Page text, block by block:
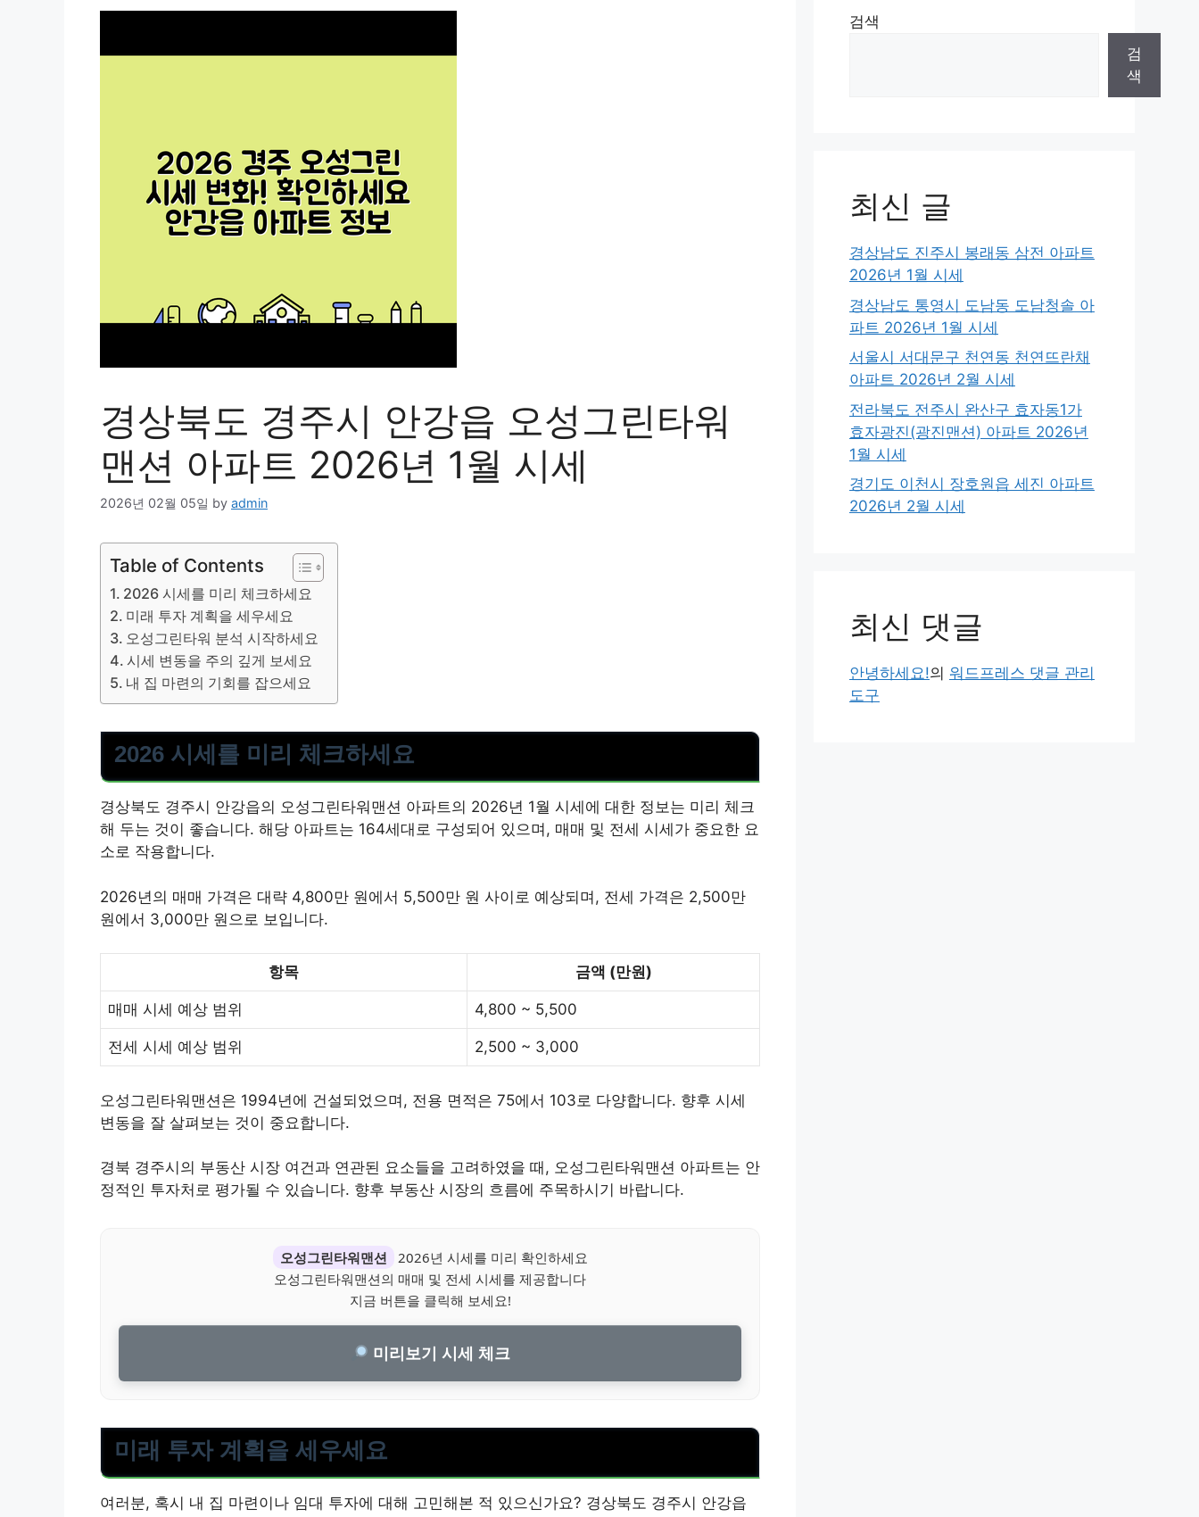
경상북도 경주시 안강읍 오성그린타워
맨션 아파트 2026년 1월 시세
2026년 02월 05일 by admin
Table of Contents
2026 시세를 미리 체크하세요
미래 투자 계획을 세우세요
오성그린타워 분석 시작하세요
시세 변동을 주의 깊게 보세요
내 집 마련의 기회를 잡으세요
2026 시세를 미리 체크하세요
경상북도 경주시 안강읍의 오성그린타워맨션 아파트의 2026년 1월 시세에 대한 정보는 미리 체크
해 두는 것이 좋습니다. 해당 아파트는 164세대로 구성되어 있으며, 매매 및 전세 시세가 중요한 요
소로 작용합니다.
2026년의 매매 가격은 대략 4,800만 원에서 5,500만 원 사이로 예상되며, 전세 가격은 2,500만
원에서 3,000만 원으로 보입니다.
항목 금액 (만원)
매매 시세 예상 범위 4,800 ~ 5,500
전세 시세 예상 범위 2,500 ~ 3,000
오성그린타워맨션은 1994년에 건설되었으며, 전용 면적은 75에서 103로 다양합니다. 향후 시세
변동을 잘 살펴보는 것이 중요합니다.
경북 경주시의 부동산 시장 여건과 연관된 요소들을 고려하였을 때, 오성그린타워맨션 아파트는 안
정적인 투자처로 평가될 수 있습니다. 향후 부동산 시장의 흐름에 주목하시기 바랍니다.
오성그린타워맨션
2026년 시세를 미리 확인하세요
오성그린타워맨션의 매매 및 전세 시세를 제공합니다
지금 버튼을 클릭해 보세요!
미리보기 시세 체크
미래 투자 계획을 세우세요
여러분, 혹시 내 집 마련이나 임대 투자에 대해 고민해본 적 있으신가요? 경상북도 경주시 안강읍
검색
검
색
최신 글
경상남도 진주시 봉래동 삼전 아파트
2026년 1월 시세
경상남도 통영시 도남동 도남청솔 아
파트 2026년 1월 시세
서울시 서대문구 천연동 천연뜨란채
아파트 2026년 2월 시세
전라북도 전주시 완산구 효자동1가
효자광진(광진맨션) 아파트 2026년
1월 시세
경기도 이천시 장호원읍 세진 아파트
2026년 2월 시세
최신 댓글
안녕하세요!의 워드프레스 댓글 관리
도구